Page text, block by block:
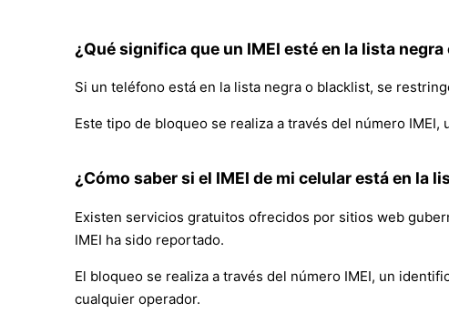
¿Qué significa que un IMEI esté en la lista negra
Si un teléfono está en la lista negra o blacklist, se
Este tipo de bloqueo se realiza a través del número
¿Cómo saber si el IMEI de mi celular está en la
Existen servicios gratuitos ofrecidos por sitios web
IMEI ha sido reportado.
El bloqueo se realiza a través del número IMEI, un
cualquier operador.